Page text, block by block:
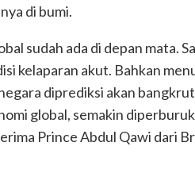
di bumi.
sudah ada di depan mata.
kelaparan akut. Bahkan
diprediksi akan
global, semakin
Prince Abdul Qawi dari